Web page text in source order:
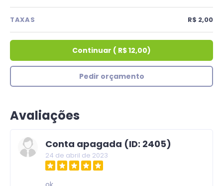
TAXAS R$ 2,00
Continuar ( R$ 12,00)
Pedir orçamento
Avaliações
Conta apagada (ID: 2405)
24 de abril de 2023